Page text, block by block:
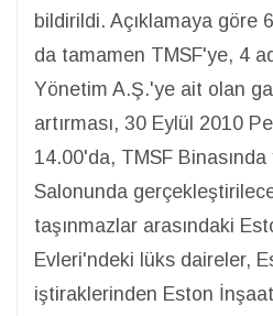
bildirildi. Açıklamaya göre
da tamamen TMSF'ye, 4
Yönetim A.Ş.'ye ait olan
artırması, 30 Eylül 2010
14.00'da, TMSF
Salonunda
taşınmazlar arasındaki
Evleri'ndeki lüks daireler,
iştiraklerinden Eston